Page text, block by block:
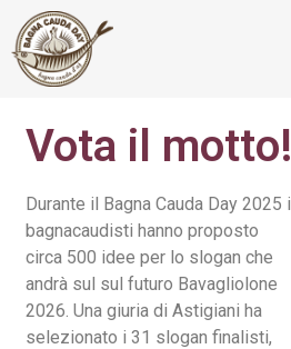
Vota il motto!
Durante il Bagna Cauda Day 2025 i
bagnacaudisti hanno proposto
circa 500 idee per lo slogan che
andrà sul sul futuro Bavagliolone
2026. Una giuria di Astigiani ha
selezionato i 31 slogan finalisti,